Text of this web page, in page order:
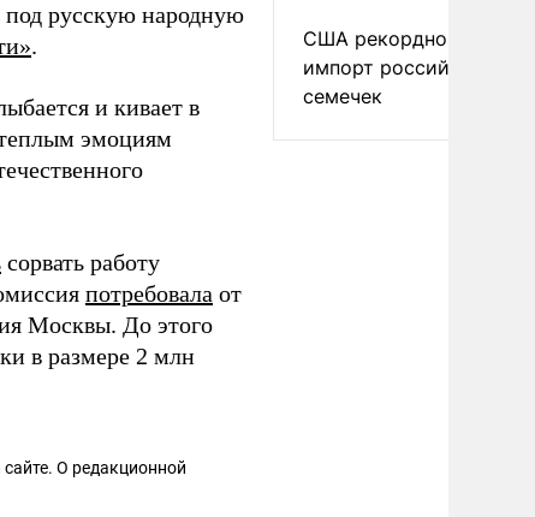
под русскую народную
.
и кивает в
эмоциям
сорвать работу
потребовала от
Москвы. До этого
в размере 2 млн
сайте. О редакционной
США рекордно
импорт российских
семечек